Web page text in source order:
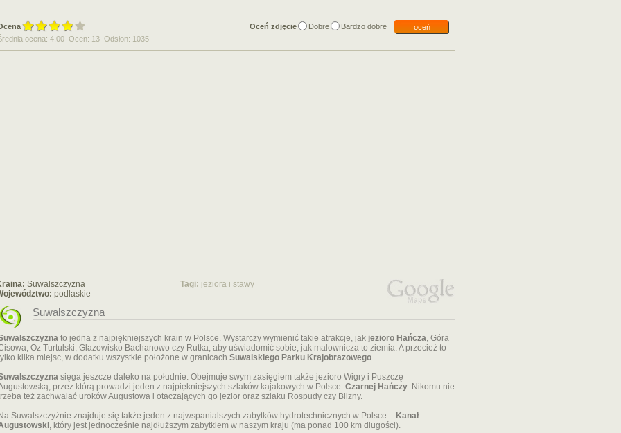
Oceń zdjęcie Dobre Bardzo dobre
oceń
ocena: 4.00 Ocen: 13 Odsłon: 1035
Suwalszczyzna
podlaskie
Tagi: jeziora i stawy
Suwalszczyzna
to jedna z najpiękniejszych krain w Polsce. Wystarczy wymienić takie atrakcje, jak jezioro Hańcza, Góra
Oz Turtulski, Głazowisko Bachanowo czy Rutka, aby uświadomić sobie, jak malownicza to ziemia. A przecież to
kilka miejsc, w dodatku wszystkie położone w granicach Suwalskiego Parku Krajobrazowego.
sięga jeszcze daleko na południe. Obejmuje swym zasięgiem także jezioro Wigry i Puszczę
przez którą prowadzi jeden z najpiękniejszych szlaków kajakowych w Polsce: Czarnej Hańczy. Nikomu nie
też zachwalać uroków Augustowa i otaczających go jezior oraz szlaku Rospudy czy Blizny.
Suwalszczyźnie znajduje się także jeden z najwspanialszych zabytków hydrotechnicznych w Polsce – Kanał
, który jest jednocześnie najdłuższym zabytkiem w naszym kraju (ma ponad 100 km długości).